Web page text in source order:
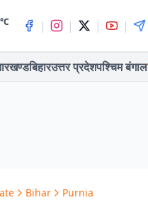
°C | | | |
बिहारउत्तर प्रदेशपश्चिम बंगाल
Bihar Purnia